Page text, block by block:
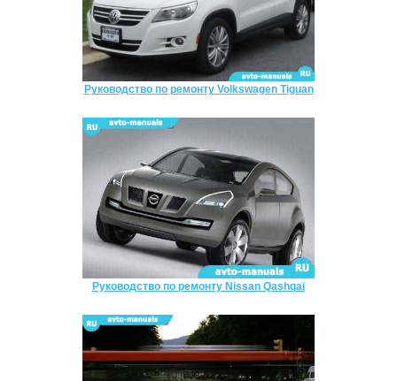
Руководство по ремонту Volkswagen Tiguan
Руководство по ремонту Nissan Qashqai